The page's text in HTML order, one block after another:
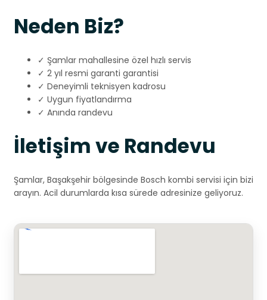
Neden Biz?
✓ Şamlar mahallesine özel hızlı servis
✓ 2 yıl resmi garanti garantisi
✓ Deneyimli teknisyen kadrosu
✓ Uygun fiyatlandırma
✓ Anında randevu
İletişim ve Randevu
Şamlar, Başakşehir bölgesinde Bosch kombi servisi için bizi
arayın. Acil durumlarda kısa sürede adresinize geliyoruz.